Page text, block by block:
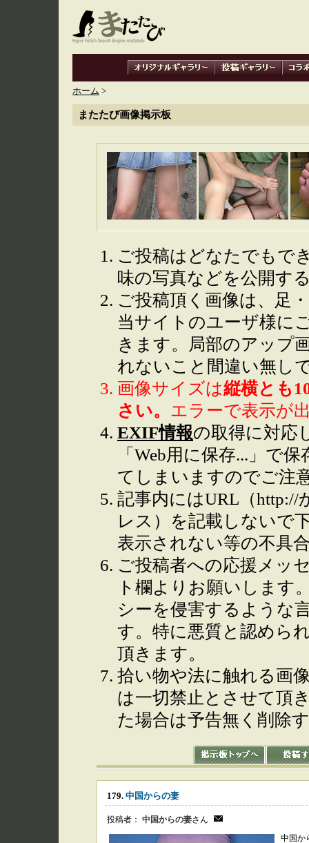
ホーム >
またたび画像掲示板
ご投稿はどなたでもで
味の写真などを公開す
ご投稿頂く画像は、足
当サイトのユーザ様に
きます。局部のアップ
れないこと間違い無し
画像サイズは縦横とも
さい。 エラーで表示が
EXIF情報の取得に対応
「Web用に保存...」で
てしまいますのでご注
記事内にはURL（
レス）を記載しないで
表示されない等の不具
ご投稿者への応援メッ
ト欄よりお願いします
シーを侵害するような
す。特に悪質と認めら
頂きます。
拾い物や法に触れる画
は一切禁止とさせて頂
た場合は予告無く削除
179. 中国からの妻
投稿者： 中国からの妻さん
中国か